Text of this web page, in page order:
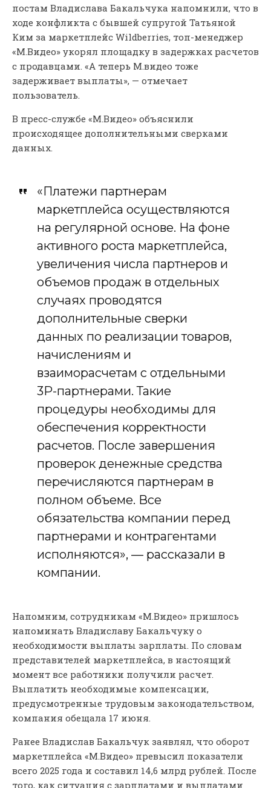
постам Владислава Бакальчука напомнили, что в
ходе конфликта с бывшей супругой Татьяной
Ким за маркетплейс Wildberries, топ-менеджер
«М.Видео» укорял площадку в задержках расчетов
с продавцами. «А теперь М.видео тоже
задерживает выплаты», — отмечает
пользователь.
В пресс-службе «М.Видео» объяснили
происходящее дополнительными сверками
данных.
«Платежи партнерам
маркетплейса осуществляются
на регулярной основе. На фоне
активного роста маркетплейса,
увеличения числа партнеров и
объемов продаж в отдельных
случаях проводятся
дополнительные сверки
данных по реализации товаров,
начислениям и
взаиморасчетам с отдельными
3P-партнерами. Такие
процедуры необходимы для
обеспечения корректности
расчетов. После завершения
проверок денежные средства
перечисляются партнерам в
полном объеме. Все
обязательства компании перед
партнерами и контрагентами
исполняются», — рассказали в
компании.
Напомним, сотрудникам «М.Видео» пришлось
напоминать Владиславу Бакальчуку о
необходимости выплаты зарплаты. По словам
представителей маркетплейса, в настоящий
момент все работники получили расчет.
Выплатить необходимые компенсации,
предусмотренные трудовым законодательством,
компания обещала 17 июня.
Ранее Владислав Бакальчук заявлял, что оборот
маркетплейса «М.Видео» превысил показатели
всего 2025 года и составил 14,6 млрд рублей. После
того, как ситуация с зарплатами и выплатами